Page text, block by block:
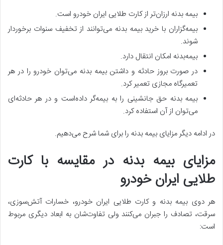
بیمه بدنه ارزان‌تر از کارت طلایی ایران خودرو است.
بیمه‌گزاران با خرید بیمه بدنه می‌توانند از تخفیف سنوات برخوردار
شوند.
بیمه‌بدنه امکان انتقال دارد.
در صورت بروز حادثه و داشتن بیمه بدنه می‌توان خودرو را در هر
تعمیرگاه مجازی تعمیر کرد.
بیمه بدنه حق جانشینی را به بیمه‌گر داده‌است و در هر حادثه‌ای
می‌توان از آن استفاده کرد.
در ادامه دیگر مزایای بیمه بدنه را برای شما شرح می‌دهیم.
مزایای بیمه بدنه در مقایسه با کارت
طلایی ایران خودرو
هر دوی بیمه بدنه و کارت طلایی ایران خودرو، خسارات آتش‌سوزی،
سرقت، تصادف را جبران می‌کنند ولی تفاوت‌شان به ابعاد دیگری مربوط
است: